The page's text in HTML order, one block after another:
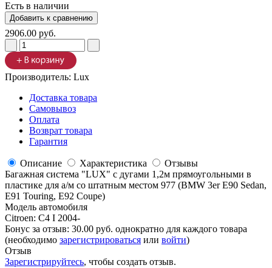
Есть в наличии
2906.00 руб.
Производитель: Lux
Доставка товара
Самовывоз
Оплата
Возврат товара
Гарантия
Описание Характеристика
Отзывы
Багажная система "LUX" с дугами 1,2м прямоугольными в
пластике для а/м со штатным местом 977 (BMW 3er E90 Sedan,
E91 Touring, E92 Coupe)
Модель автомобиля
Citroen: C4 I 2004-
Бонус за отзыв: 30.00 руб. однократно для каждого товара
(необходимо зарегистрироваться или войти)
Отзыв
Зарегистрируйтесь, чтобы создать отзыв.